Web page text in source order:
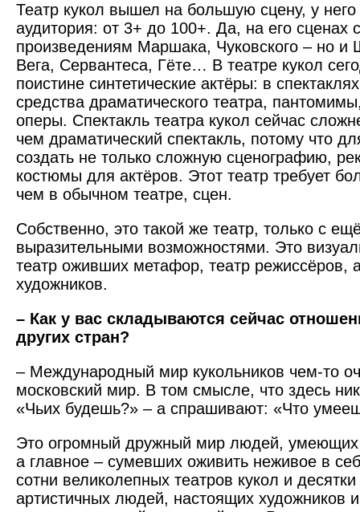
Театр кукол вышел на большую сцену, у
ауди­тория: от 3+ до 100+. Да, на его сценах
произведениям Маршака, Чуковского – но и
Вега, Сервантеса, Гёте… В театре кукол
поистине синтетические актёры: в
средства драматического театра,
оперы. Спектакль театра кукол сейчас
чем драматический спектакль, потому что
создать не только сложную сцено­графию,
костюмы для актёров. Этот театр требует
чем в обычном театре, сцен.
Собственно, это такой же театр, только с
выразительными возможностями. Это
театр оживших метафор, театр режиссёров,
художников.
– Как у вас складываются сейчас
других стран?
– Международный мир кукольников чем-то
московский мир. В том смысле, что здесь
«Чьих будешь?» – а спрашивают: «Что
Это огромный дружный мир людей, умеющих
а главное – сумевших оживить неживое в
сотни великолепных театров кукол и
артистичных людей, настоящих художников